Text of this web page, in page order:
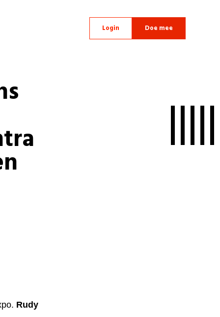
Login Doe mee
Rudy